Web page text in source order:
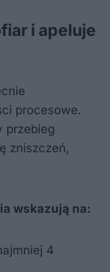
i apeluje
procesowe.
przebieg
zniszczeń,
wskazują na:
4